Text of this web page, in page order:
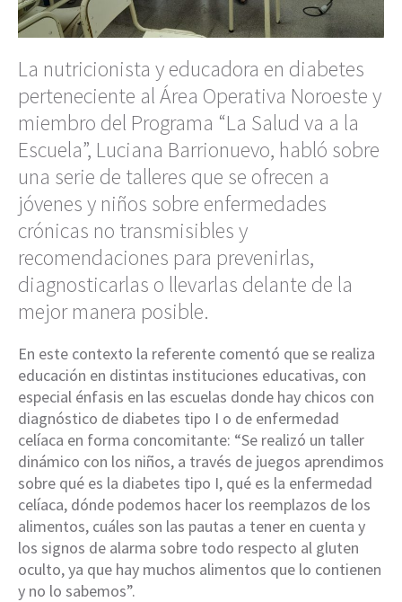
La nutricionista y educadora en diabetes
perteneciente al Área Operativa Noroeste y
miembro del Programa “La Salud va a la
Escuela”, Luciana Barrionuevo, habló sobre
una serie de talleres que se ofrecen a
jóvenes y niños sobre enfermedades
crónicas no transmisibles y
recomendaciones para prevenirlas,
diagnosticarlas o llevarlas delante de la
mejor manera posible.
En este contexto la referente comentó que se realiza
educación en distintas instituciones educativas, con
especial énfasis en las escuelas donde hay chicos con
diagnóstico de diabetes tipo I o de enfermedad
celíaca en forma concomitante: “Se realizó un taller
dinámico con los niños, a través de juegos aprendimos
sobre qué es la diabetes tipo I, qué es la enfermedad
celíaca, dónde podemos hacer los reemplazos de los
alimentos, cuáles son las pautas a tener en cuenta y
los signos de alarma sobre todo respecto al gluten
oculto, ya que hay muchos alimentos que lo contienen
y no lo sabemos”.